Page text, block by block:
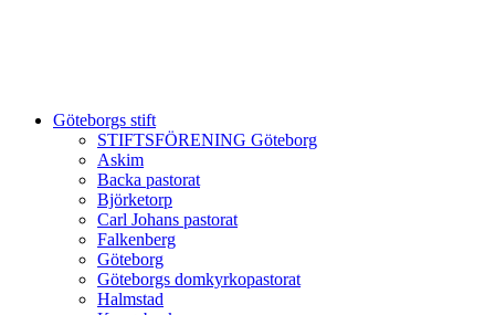
Göteborgs stift
STIFTSFÖRENING Göteborg
Askim
Backa pastorat
Björketorp
Carl Johans pastorat
Falkenberg
Göteborg
Göteborgs domkyrkopastorat
Halmstad